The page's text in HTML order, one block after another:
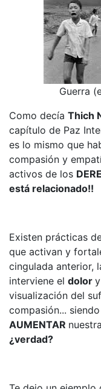
Guerra
Como decía Thich
capítulo de Paz
es lo mismo que
compasión y
activos de los
está relacionado!!
Existen prácticas
que activan y
cingulada anterior,
interviene el dolor
visualización del
compasión...
AUMENTAR nuestra
¿verdad?